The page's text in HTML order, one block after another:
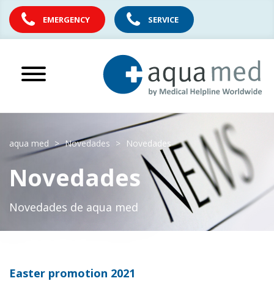
EMERGENCY SERVICE
aqua med Novedades Novedades
Novedades
Novedades de aqua med
Easter promotion 2021